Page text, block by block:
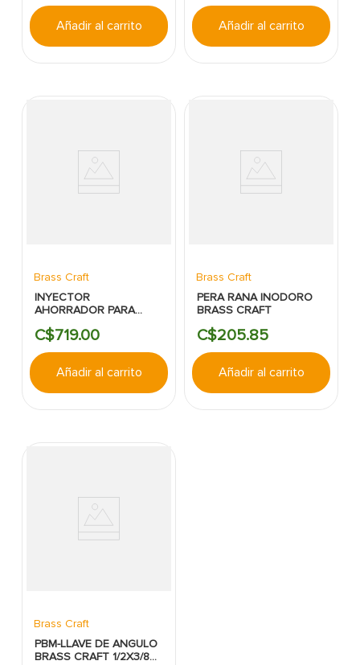
Añadir al carrito Añadir al carrito
Brass Craft
INYECTOR
AHORRADOR PARA
CRAFT
C$719.00
Añadir al carrito
Brass Craft
PERA RANA INODORO
BRASS CRAFT
C$205.85
Añadir al carrito
Brass Craft
PBM-LLAVE DE ANGULO
BRASS CRAFT 1/2X3/8